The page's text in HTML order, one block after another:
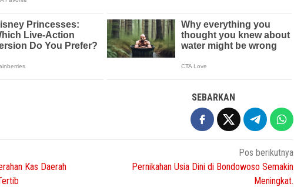
SEBARKAN
Kas Daerah
Pos berikutnya
Pernikahan Usia Dini di Bondowoso Semakin
Meningkat.